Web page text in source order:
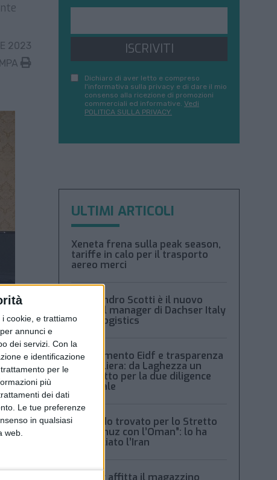
cookie, e trattiamo
annunci e
dei servizi. Con la
e identificazione
per le
più
dei dati
Le tue preferenze
in qualsiasi
web.
2023
ha
ISCRIVITI
Dichiaro di aver letto e compreso
l'informativa sulla privacy e di dare il mio
consenso alla ricezione di promozioni
commerciali ed informative. Vedi
POLITICA SULLA PRIVACY.
ULTIMI ARTICOLI
Xeneta frena sulla peak season,
tariffe in calo per il trasporto
aereo merci
Alessandro Scotti è il nuovo
general manager di Dachser Italy
Food Logistics
Regolamento Eidf e trasparenza
della filiera: da Laghezza un
pacchetto per la due diligence
aziendale
“Accordo trovato per lo Stretto
di Hormuz con l’Oman”: lo ha
annunciato l’Iran
Condor affitta il magazzino